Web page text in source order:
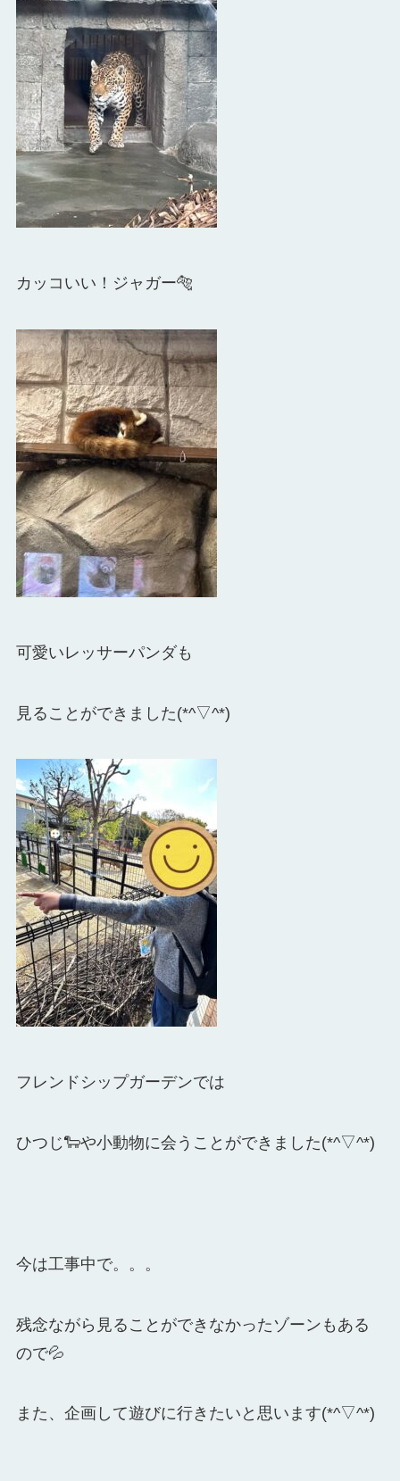
カッコいい！ジャガー🐅
可愛いレッサーパンダも
見ることができました(*^▽^*)
フレンドシップガーデンでは
ひつじ🐑や小動物に会うことができました(*^▽^*)
今は工事中で。。。
残念ながら見ることができなかったゾーンもある
ので💦
また、企画して遊びに行きたいと思います(*^▽^*)